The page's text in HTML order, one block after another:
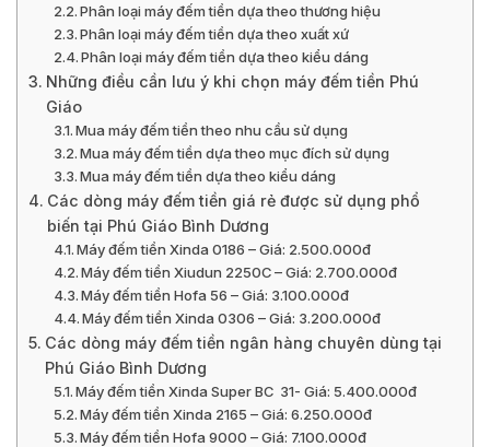
Phân loại máy đếm tiền dựa theo thương hiệu
Phân loại máy đếm tiền dựa theo xuất xứ
Phân loại máy đếm tiền dựa theo kiểu dáng
Những điều cần lưu ý khi chọn máy đếm tiền Phú
Giáo
Mua máy đếm tiền theo nhu cầu sử dụng
Mua máy đếm tiền dựa theo mục đích sử dụng
Mua máy đếm tiền dựa theo kiểu dáng
Các dòng máy đếm tiền giá rẻ được sử dụng phổ
biến tại Phú Giáo Bình Dương
Máy đếm tiền Xinda 0186 – Giá: 2.500.000đ
Máy đếm tiền Xiudun 2250C – Giá: 2.700.000đ
Máy đếm tiền Hofa 56 – Giá: 3.100.000đ
Máy đếm tiền Xinda 0306 – Giá: 3.200.000đ
Các dòng máy đếm tiền ngân hàng chuyên dùng tại
Phú Giáo Bình Dương
Máy đếm tiền Xinda Super BC 31- Giá: 5.400.000đ
Máy đếm tiền Xinda 2165 – Giá: 6.250.000đ
Máy đếm tiền Hofa 9000 – Giá: 7.100.000đ